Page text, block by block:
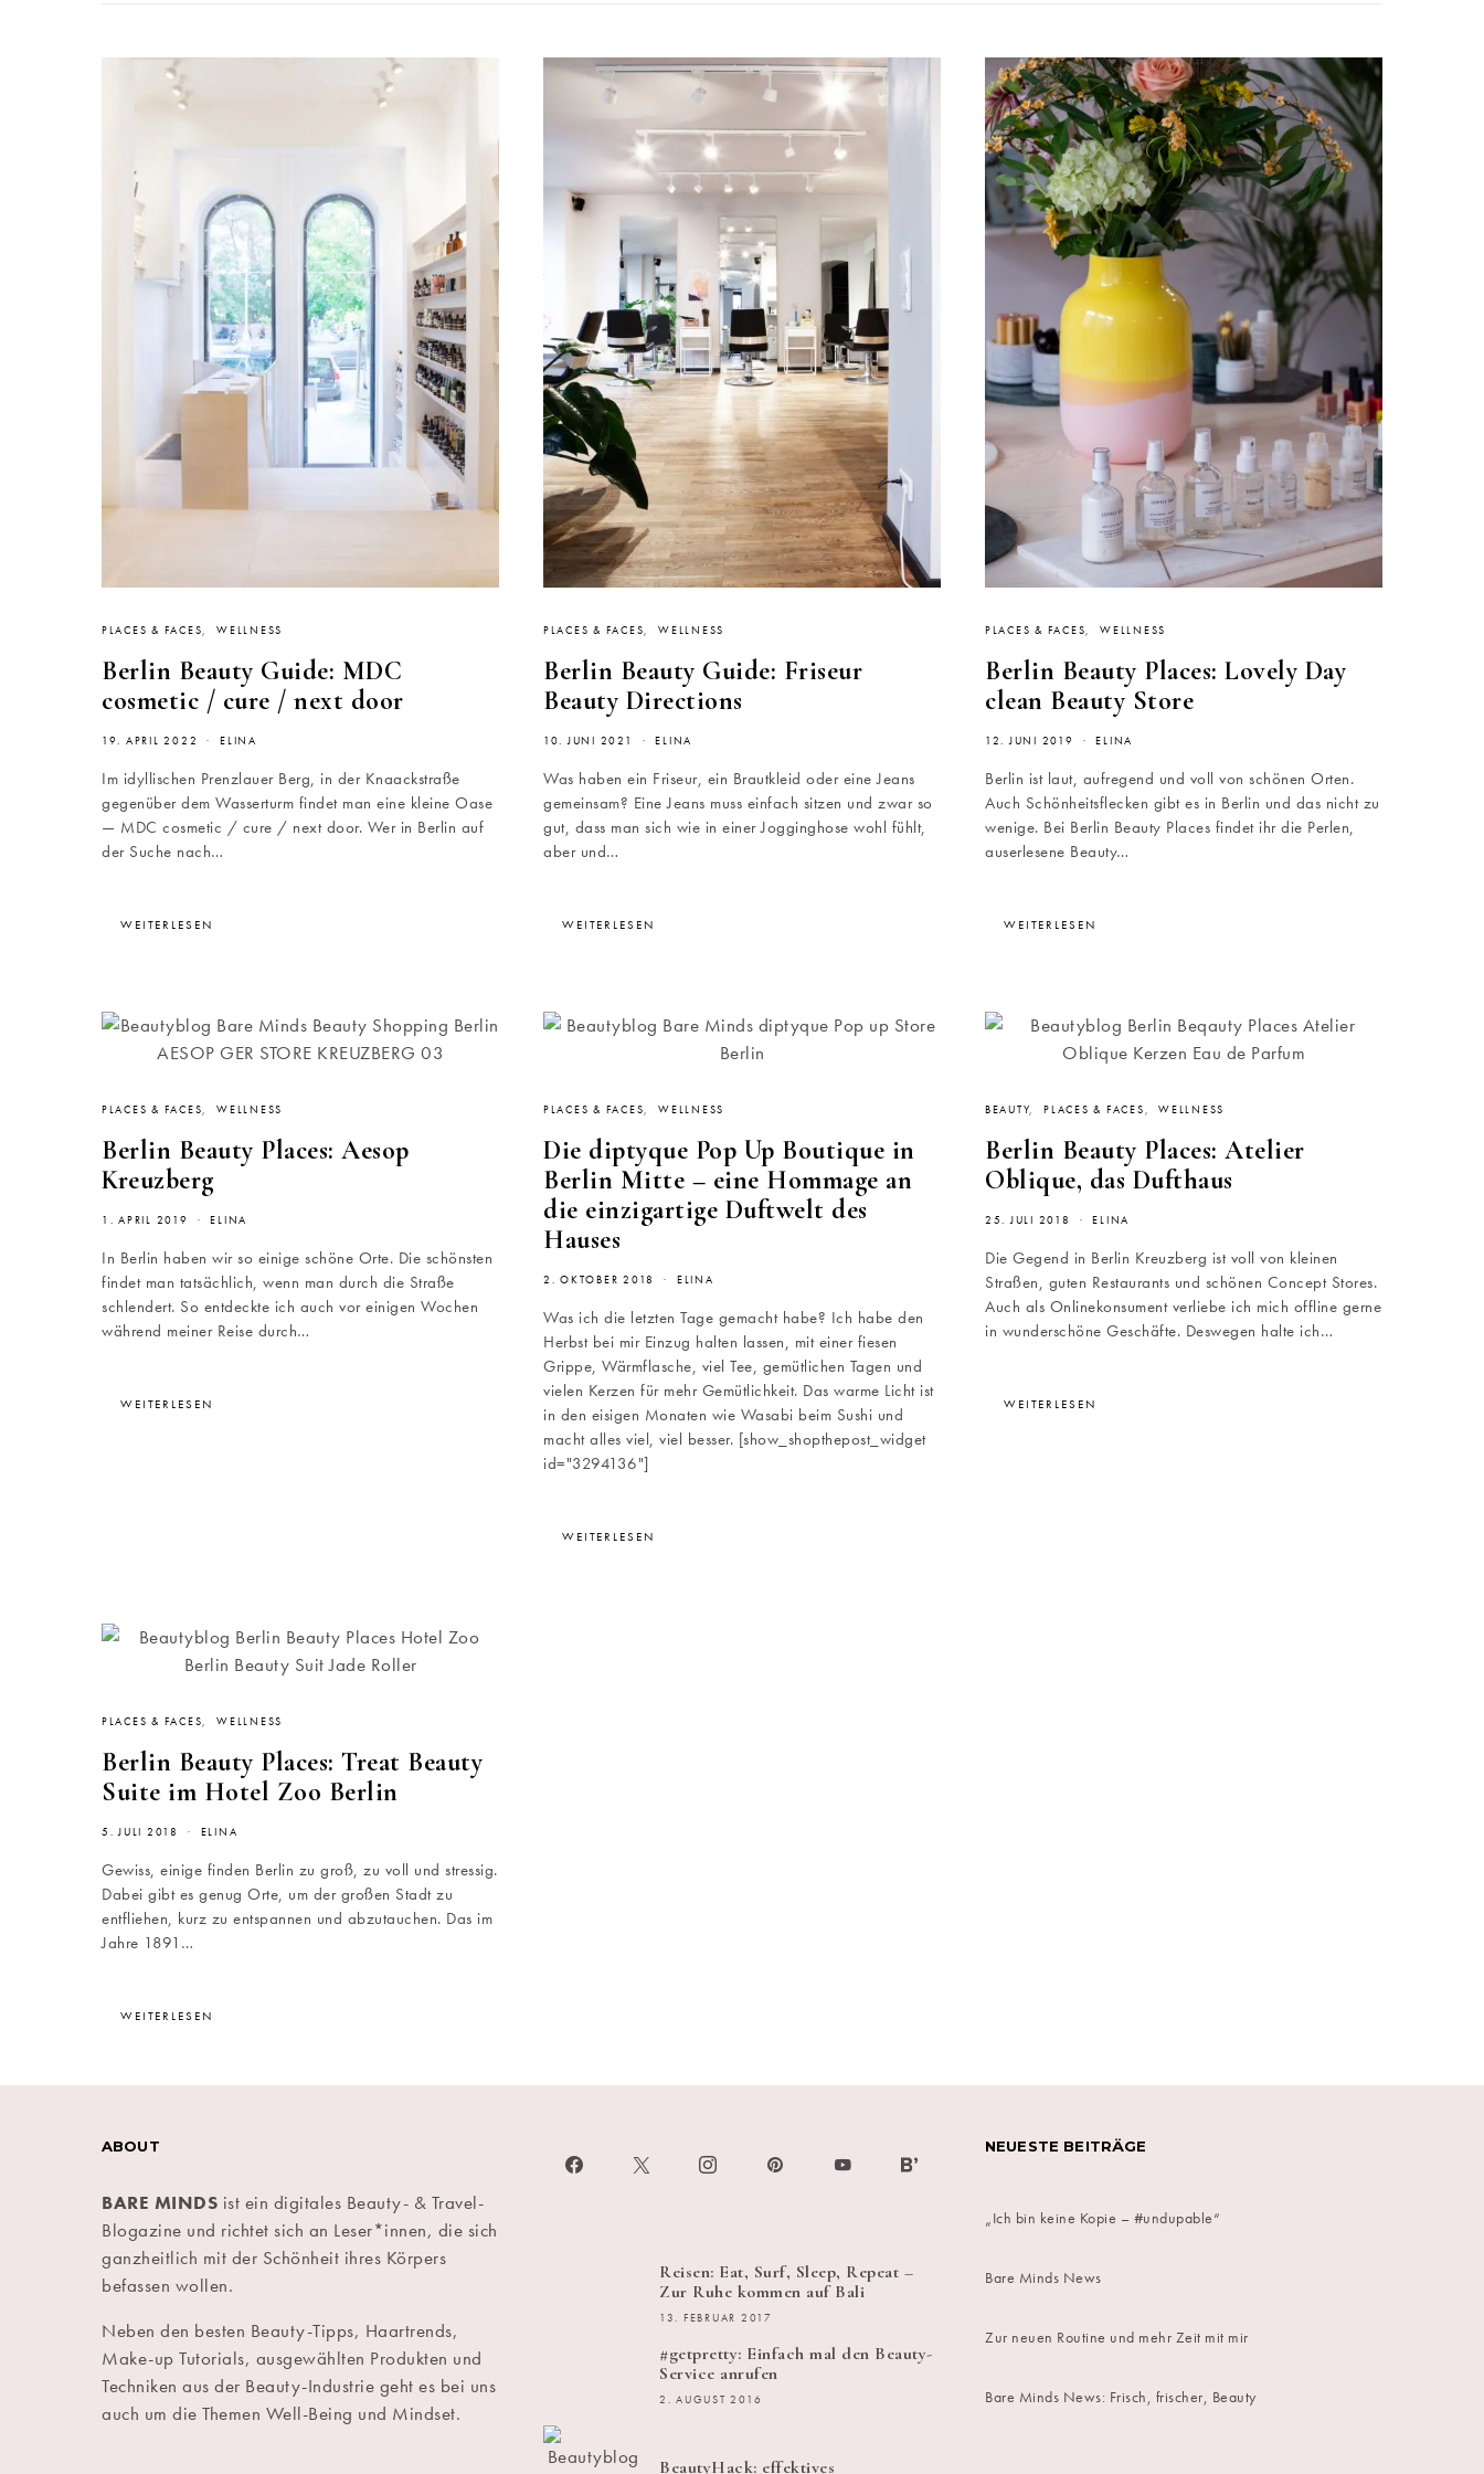
PLACES & FACES WELLNESS
Berlin Beauty Guide: MDC
cosmetic / cure / next door
19. APRIL 2022 ELINA
Im idyllischen Prenzlauer Berg, in der Knaackstraße
gegenüber dem Wasserturm findet man eine kleine Oase
— MDC cosmetic / cure / next door. Wer in Berlin auf
der Suche nach…
WEITERLESEN
PLACES & FACES WELLNESS
Berlin Beauty Guide: Friseur
Beauty Directions
10. JUNI 2021 ELINA
Was haben ein Friseur, ein Brautkleid oder eine Jeans
gemeinsam? Eine Jeans muss einfach sitzen und zwar so
gut, dass man sich wie in einer Jogginghose wohl fühlt,
aber und…
WEITERLESEN
PLACES & FACES WELLNESS
Berlin Beauty Places: Lovely Day
clean Beauty Store
12. JUNI 2019 ELINA
Berlin ist laut, aufregend und voll von schönen Orten.
Auch Schönheitsflecken gibt es in Berlin und das nicht zu
wenige. Bei Berlin Beauty Places findet ihr die Perlen,
auserlesene Beauty…
WEITERLESEN
PLACES & FACES WELLNESS
Berlin Beauty Places: Aesop
Kreuzberg
1. APRIL 2019 ELINA
In Berlin haben wir so einige schöne Orte. Die schönsten
findet man tatsächlich, wenn man durch die Straße
schlendert. So entdeckte ich auch vor einigen Wochen
während meiner Reise durch…
WEITERLESEN
PLACES & FACES WELLNESS
Die diptyque Pop Up Boutique in
Berlin Mitte – eine Hommage an
die einzigartige Duftwelt des
Hauses
2. OKTOBER 2018 ELINA
Was ich die letzten Tage gemacht habe? Ich habe den
Herbst bei mir Einzug halten lassen, mit einer fiesen
Grippe, Wärmflasche, viel Tee, gemütlichen Tagen und
vielen Kerzen für mehr Gemütlichkeit. Das warme Licht ist
in den eisigen Monaten wie Wasabi beim Sushi und
macht alles viel, viel besser. [show_shopthepost_widget
id="3294136"]
WEITERLESEN
BEAUTY PLACES & FACES WELLNESS
Berlin Beauty Places: Atelier
Oblique, das Dufthaus
25. JULI 2018 ELINA
Die Gegend in Berlin Kreuzberg ist voll von kleinen
Straßen, guten Restaurants und schönen Concept Stores.
Auch als Onlinekonsument verliebe ich mich offline gerne
in wunderschöne Geschäfte. Deswegen halte ich…
WEITERLESEN
PLACES & FACES WELLNESS
Berlin Beauty Places: Treat Beauty
Suite im Hotel Zoo Berlin
5. JULI 2018 ELINA
Gewiss, einige finden Berlin zu groß, zu voll und stressig.
Dabei gibt es genug Orte, um der großen Stadt zu
entfliehen, kurz zu entspannen und abzutauchen. Das im
Jahre 1891…
WEITERLESEN
ABOUT
BARE MINDS ist ein digitales Beauty- & Travel-
Blogazine und richtet sich an Leser*innen, die sich
ganzheitlich mit der Schönheit ihres Körpers
befassen wollen.
Neben den besten Beauty-Tipps, Haartrends,
Make-up Tutorials, ausgewählten Produkten und
Techniken aus der Beauty-Industrie geht es bei uns
auch um die Themen Well-Being und Mindset.
Reisen: Eat, Surf, Sleep, Repeat –
Zur Ruhe kommen auf Bali
13. FEBRUAR 2017
#getpretty: Einfach mal den Beauty-
Service anrufen
2. AUGUST 2016
BeautyHack: effektives
NEUESTE BEITRÄGE
„Ich bin keine Kopie – #undupable“
Bare Minds News
Zur neuen Routine und mehr Zeit mit mir
Bare Minds News: Frisch, frischer, Beauty